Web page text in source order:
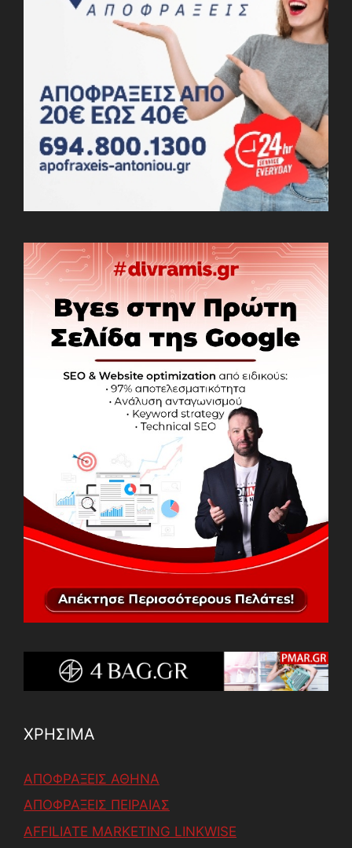
ΧΡΗΣΙΜΑ
ΑΠΟΦΡΑΞΕΙΣ ΑΘΗΝΑ
ΑΠΟΦΡΑΞΕΙΣ ΠΕΙΡΑΙΑΣ
AFFILIATE MARKETING LINKWISE